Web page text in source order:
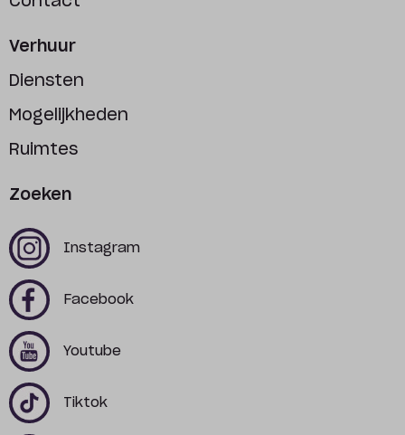
Verhuur
Diensten
Mogelijkheden
Ruimtes
Zoeken
xx
Instagram
xx
Facebook
xx
Youtube
xx
Tiktok